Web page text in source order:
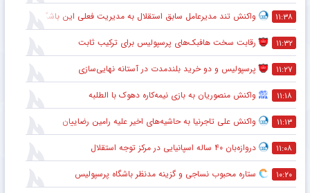
۱۱:۳۸ واکنش تند مدیرعامل سابق استقلال به مدیریت فعلی این باشگاه
۱۱:۳۲ رقابت سخت هافبک‌های پرسپولیس برای ترکیب ثابت
۱۱:۲۷ پرسپولیس و دو خرید بلندمدت در آستانه نهایی‌سازی
۱۱:۱۸ واکنش منصوریان به بازی نیمه‌کاره دهوک با الطلبه
۱۱:۱۳ واکنش علی تاجرنیا به حاشیه‌های اخیر علیه رامین رضاییان
۱۱:۰۸ دروازه‌بان ۴۰ ساله اسپانیایی در مرکز توجه استقلال
۱۰:۲۰ ستاره محبوب نساجی و گزینه مدنظر باشگاه پرسپولیس